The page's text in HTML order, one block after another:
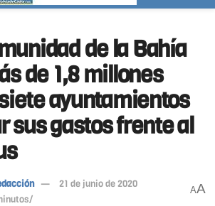
de la Bahía
de 1,8 millones
ayuntamientos
sus gastos frente al
21 de junio de 2020
AA